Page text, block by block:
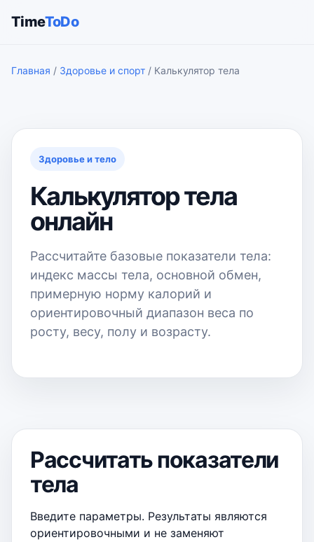
TimeToDo
Главная / Здоровье и спорт / Калькулятор тела
Здоровье и тело
Калькулятор тела
онлайн
Рассчитайте базовые показатели тела:
индекс массы тела, основной обмен,
примерную норму калорий и
ориентировочный диапазон веса по
росту, весу, полу и возрасту.
Рассчитать показатели
тела
Введите параметры. Результаты являются
ориентировочными и не заменяют